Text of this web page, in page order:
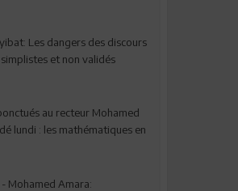
Les dangers des discours
et non validés
au recteur Mohamed
lundi : les mathématiques en
- Mohamed Amara: